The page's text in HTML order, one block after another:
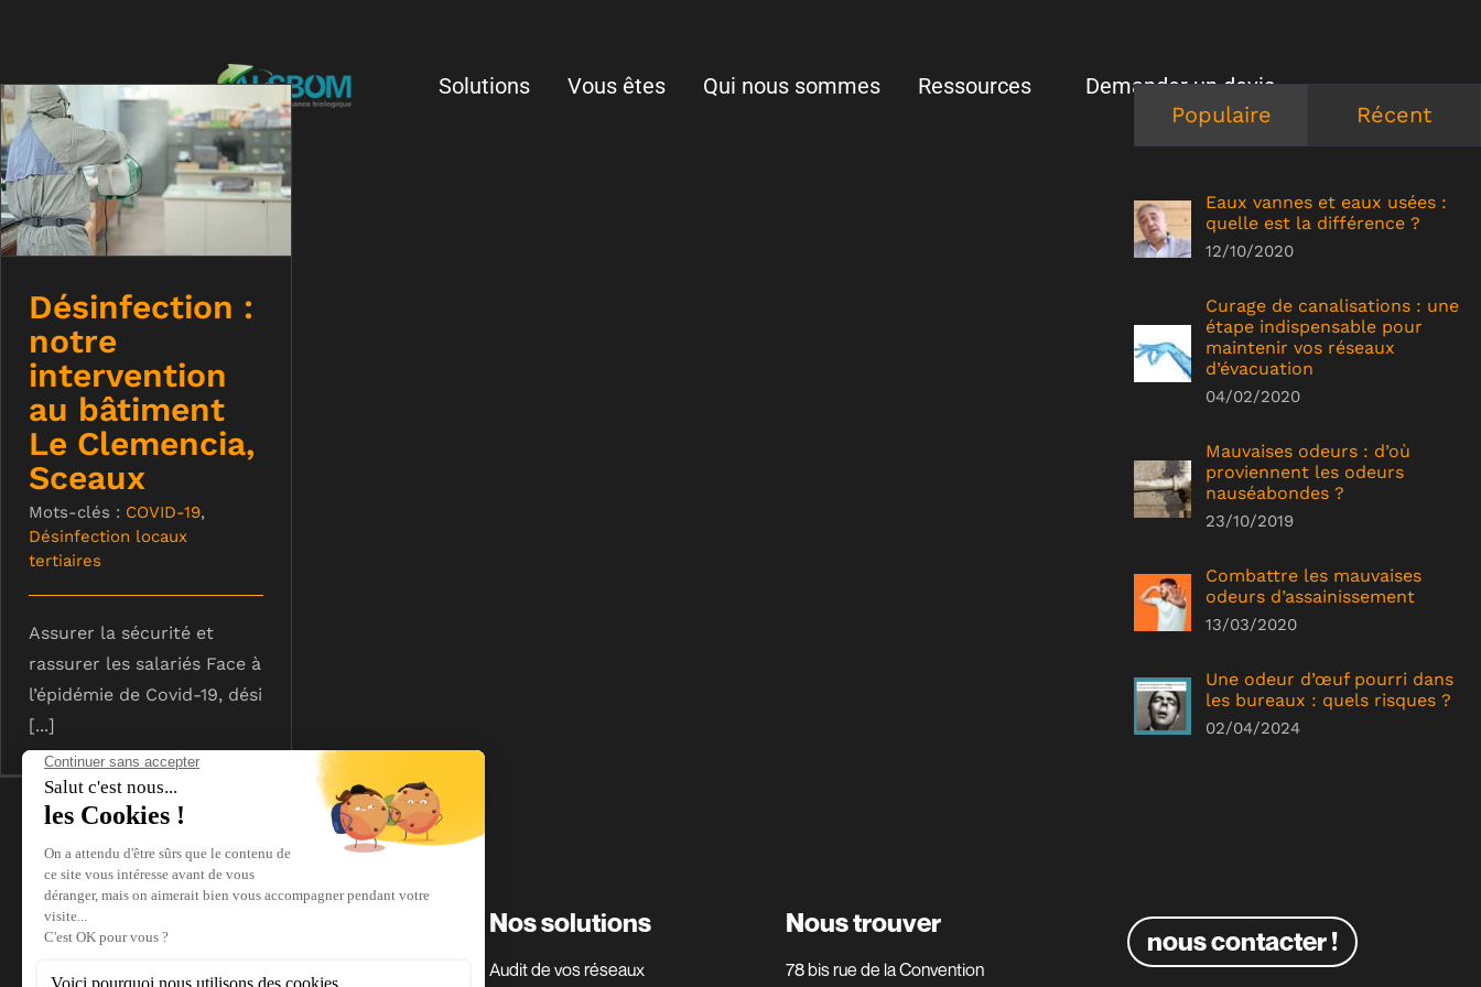
Solutions Vous êtes Qui nous sommes Ressources Demander un devis
Désinfection : notre
intervention au
bâtiment Le
Clemencia, Sceaux
Désinfection :
notre
intervention
au bâtiment
Le Clemencia,
Sceaux
Mots-clés : COVID-19,
Désinfection locaux
tertiaires
Assurer la sécurité et
rassurer les salariés Face à
l’épidémie de Covid-19, dési
[...]
Populaire Récent
Eaux vannes et eaux usées :
quelle est la différence ?
12/10/2020
Curage de canalisations : une
étape indispensable pour
maintenir vos réseaux
d’évacuation
04/02/2020
Mauvaises odeurs : d’où
proviennent les odeurs
nauséabondes ?
23/10/2019
Combattre les mauvaises
odeurs d’assainissement
13/03/2020
Une odeur d’œuf pourri dans
les bureaux : quels risques ?
02/04/2024
Nos solutions
Audit de vos réseaux
Nous trouver
78 bis rue de la Convention
nous contacter !